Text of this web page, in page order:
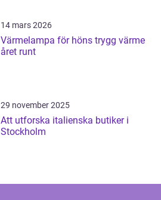
14 mars 2026
Värmelampa för höns trygg värme
året runt
29 november 2025
Att utforska italienska butiker i
Stockholm